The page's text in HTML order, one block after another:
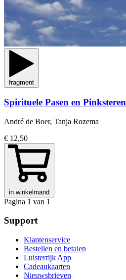
fragment
Spirituele Pasen en Pinksteren
André de Boer, Tanja Rozema
€ 12,50
in winkelmand
Pagina 1 van 1
Support
Klantenservice
Bestellen en betalen
Luisterrijk App
Cadeaukaarten
Nieuwsbrieven